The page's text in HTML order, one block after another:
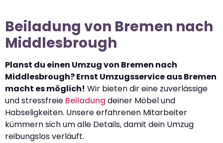
Beiladung von Bremen nach
Middlesbrough
Planst du einen Umzug von Bremen nach
Middlesbrough? Ernst Umzugsservice aus Bremen
macht es möglich! Wir bieten dir eine zuverlässige
und stressfreie Beiladung deiner Möbel und
Habseligkeiten. Unsere erfahrenen Mitarbeiter
kümmern sich um alle Details, damit dein Umzug
reibungslos verläuft.